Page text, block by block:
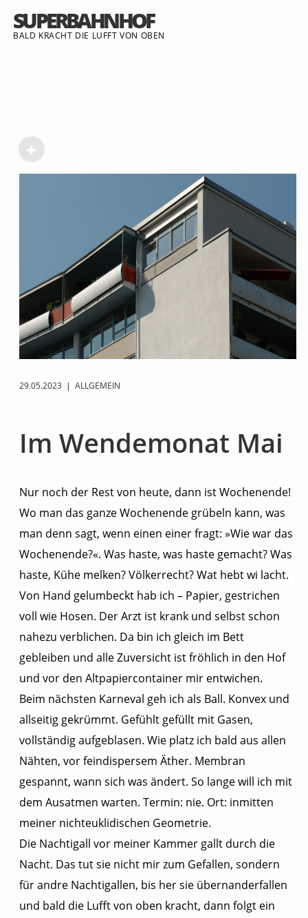
SUPERBAHNHOF
BALD KRACHT DIE LUFFT VON OBEN
+
29.05.2023 | ALLGEMEIN
Im Wendemonat Mai
Nur noch der Rest von heute, dann ist Wochenende!
Wo man das ganze Wochenende grübeln kann, was
man denn sagt, wenn einen einer fragt: »Wie war das
Wochenende?«. Was haste, was haste gemacht? Was
haste, Kühe melken? Völkerrecht? Wat hebt wi lacht.
Von Hand gelumbeckt hab ich – Papier, gestrichen
voll wie Hosen. Der Arzt ist krank und selbst schon
nahezu verblichen. Da bin ich gleich im Bett
gebleiben und alle Zuversicht ist fröhlich in den Hof
und vor den Altpapiercontainer mir entwichen.
Beim nächsten Karneval geh ich als Ball. Konvex und
allseitig gekrümmt. Gefühlt gefüllt mit Gasen,
vollständig aufgeblasen. Wie platz ich bald aus allen
Nähten, vor feindispersem Äther. Membran
gespannt, wann sich was ändert. So lange will ich mit
dem Ausatmen warten. Termin: nie. Ort: inmitten
meiner nichteuklidischen Geometrie.
Die Nachtigall vor meiner Kammer gallt durch die
Nacht. Das tut sie nicht mir zum Gefallen, sondern
für andre Nachtigallen, bis her sie übernanderfallen
und bald die Lufft von oben kracht, dann folgt ein